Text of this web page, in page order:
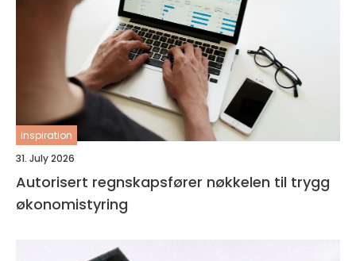
inspiration
31. July 2026
Autorisert regnskapsfører nøkkelen til trygg
økonomistyring